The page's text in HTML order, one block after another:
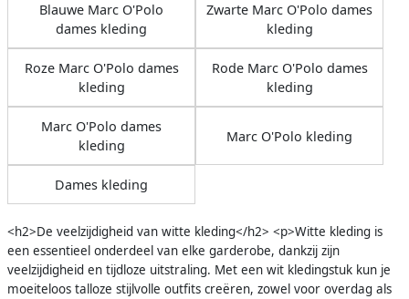
Blauwe Marc O'Polo
dames kleding
Zwarte Marc O'Polo dames
kleding
Roze Marc O'Polo dames
kleding
Rode Marc O'Polo dames
kleding
Marc O'Polo dames
kleding
Marc O'Polo kleding
Dames kleding
<h2>De veelzijdigheid van witte kleding</h2> <p>Witte kleding is
een essentieel onderdeel van elke garderobe, dankzij zijn
veelzijdigheid en tijdloze uitstraling. Met een wit kledingstuk kun je
moeiteloos talloze stijlvolle outfits creëren, zowel voor overdag als